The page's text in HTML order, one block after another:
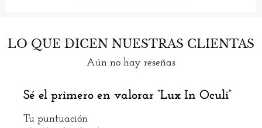
LO QUE DICEN NUESTRAS CLIENTAS
Aún no hay reseñas
Sé el primero en valorar “Lux In Oculi”
Tu puntuación